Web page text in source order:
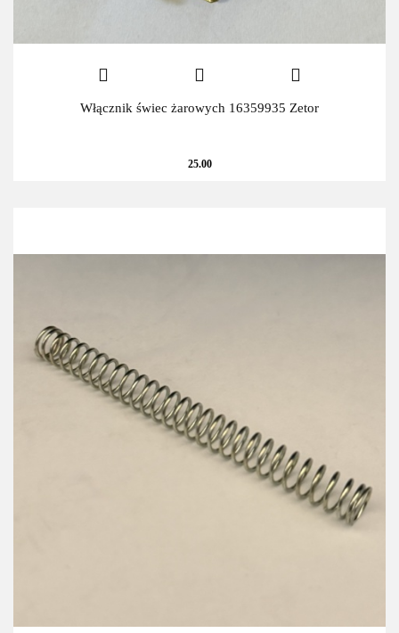
Włącznik świec żarowych 16359935 Zetor
25.00